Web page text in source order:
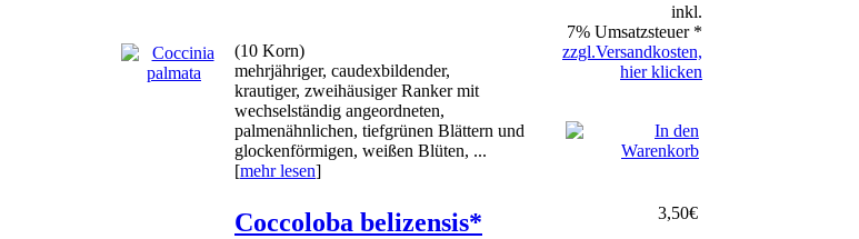
(10 Korn)
mehrjähriger, caudexbildender,
krautiger, zweihäusiger Ranker mit
wechselständig angeordneten,
palmenähnlichen, tiefgrünen Blättern und
glockenförmigen, weißen Blüten, ...
[mehr lesen]
inkl.
7% Umsatzsteuer *
zzgl.Versandkosten,
hier klicken
Coccoloba belizensis* 3,50€